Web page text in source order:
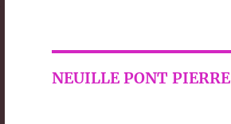
NEUILLE PONT PIERRE